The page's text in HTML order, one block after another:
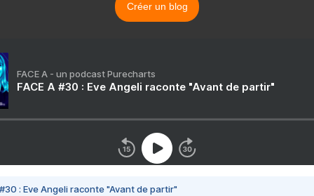
Créer un blog
FACE A - un podcast Purecharts
FACE A #30 : Eve Angeli raconte "Avant de partir"
#30 : Eve Angeli raconte "Avant de partir"